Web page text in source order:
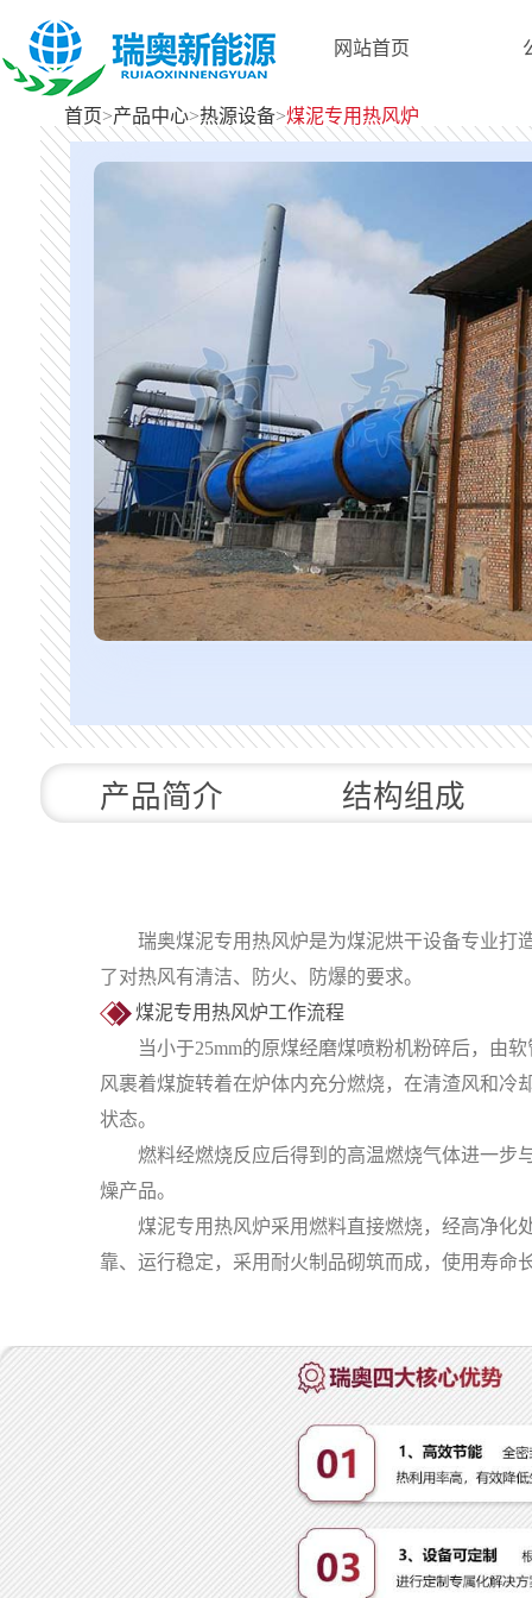
网站首页
首页>产品中心>热源设备>煤泥专用热风炉
产品简介 结构组成
瑞奥煤泥专用热风炉是为煤泥烘干设备专业打造
了对热风有清洁、防火、防爆的要求。
煤泥专用热风炉工作流程
当小于25mm的原煤经磨煤喷粉机粉碎后，由软
风裹着煤旋转着在炉体内充分燃烧，在清渣风和冷
状态。
燃料经燃烧反应后得到的高温燃烧气体进一步与
燥产品。
煤泥专用热风炉采用燃料直接燃烧，经高净化处
靠、运行稳定，采用耐火制品砌筑而成，使用寿命